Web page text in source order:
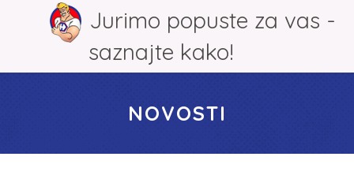
Jurimo popuste za vas -
saznajte kako!
NOVOSTI